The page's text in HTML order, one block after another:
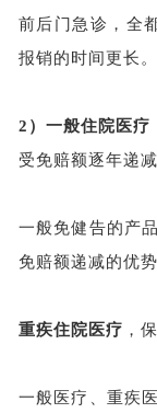
前后门急诊，全
报销的时间更长。
2） 一般住院医疗
受免赔额逐年递
一般免健告的产
免赔额递减的优势
重疾住院医疗 ，
一般医疗、重疾